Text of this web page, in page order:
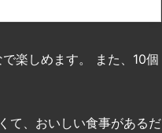
楽しめます。 また、10個
て、おいしい食事があるだ